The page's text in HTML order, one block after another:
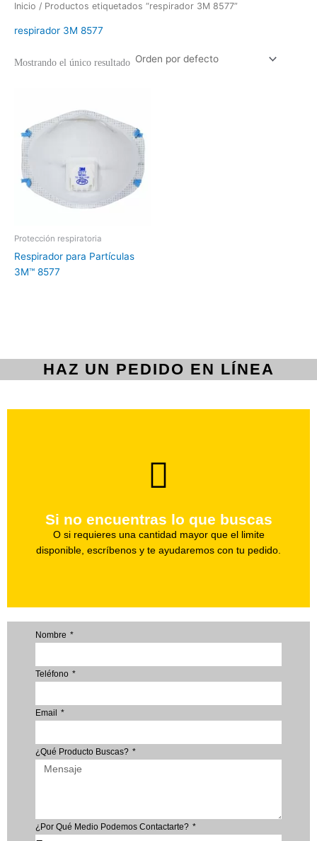
Inicio / Productos etiquetados “respirador 3M 8577”
respirador 3M 8577
Mostrando el único resultado
Protección respiratoria
Respirador para Partículas
3M™ 8577
HAZ UN PEDIDO EN LÍNEA
Si no encuentras lo que buscas
O si requieres una cantidad mayor que el limite
disponible, escríbenos y te ayudaremos con tu pedido.
Haz tu pedido
Nombre
Teléfono
Email
¿Qué Producto Buscas?
¿Por Qué Medio Podemos Contactarte?